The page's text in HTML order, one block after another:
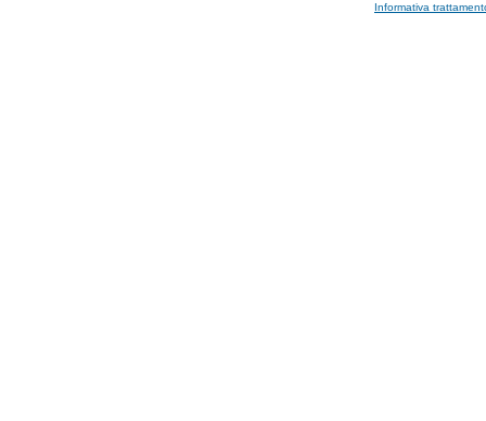
Informativa